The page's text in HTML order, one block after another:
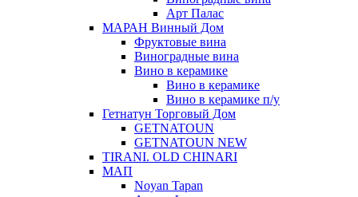
Арт Палас
МАРАН Винный Дом
Фруктовые вина
Виноградные вина
Вино в керамике
Вино в керамике
Вино в керамике п/у
Гетнатун Торговый Дом
GETNATOUN
GETNATOUN NEW
TIRANI. OLD CHINARI
МАП
Noyan Tapan